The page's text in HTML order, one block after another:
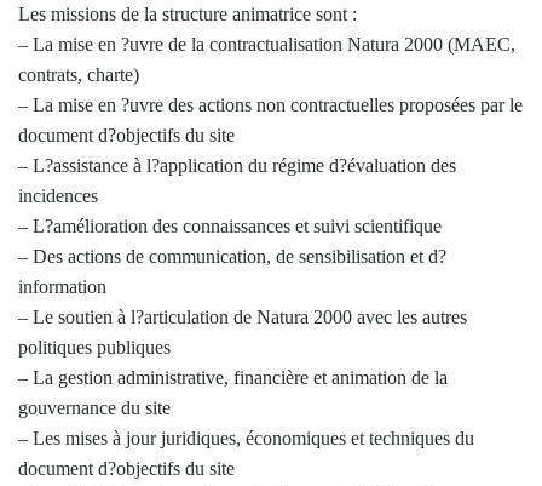
Les missions de la structure animatrice sont :
– La mise en ?uvre de la contractualisation Natura 2000 (MAEC,
contrats, charte)
– La mise en ?uvre des actions non contractuelles proposées par le
document d?objectifs du site
– L?assistance à l?application du régime d?évaluation des
incidences
– L?amélioration des connaissances et suivi scientifique
– Des actions de communication, de sensibilisation et d?
information
– Le soutien à l?articulation de Natura 2000 avec les autres
politiques publiques
– La gestion administrative, financière et animation de la
gouvernance du site
– Les mises à jour juridiques, économiques et techniques du
document d?objectifs du site